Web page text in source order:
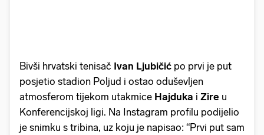
Bivši hrvatski tenisač Ivan Ljubičić po prvi je put
posjetio stadion Poljud i ostao oduševljen
atmosferom tijekom utakmice Hajduka i Zire u
Konferencijskoj ligi. Na Instagram profilu podijelio
je snimku s tribina, uz koju je napisao: “Prvi put sam